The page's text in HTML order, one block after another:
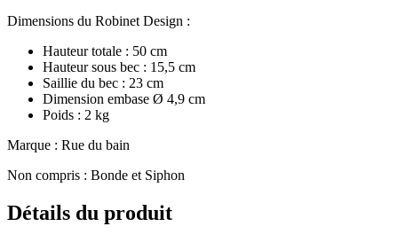
Dimensions du Robinet Design :
Hauteur totale : 50 cm
Hauteur sous bec : 15,5 cm
Saillie du bec : 23 cm
Dimension embase Ø 4,9 cm
Poids : 2 kg
Marque : Rue du bain
Non compris : Bonde et Siphon
Détails du produit